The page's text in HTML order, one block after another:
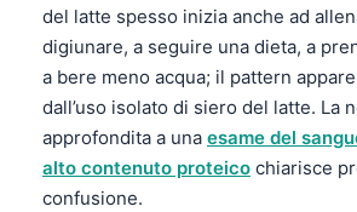
del latte spesso inizia anche ad
digiunare, a seguire una dieta, a
a bere meno acqua; il pattern
dall’uso isolato di siero del latte. La
approfondita a una esame del
alto contenuto proteico chiarisce
confusione.